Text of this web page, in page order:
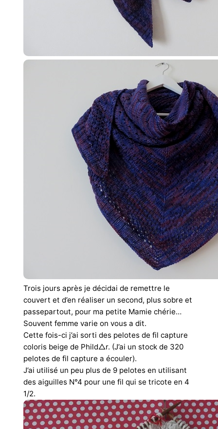
Trois jours après je décidai de remettre le
couvert et d’en réaliser un second, plus sobre et
passepartout, pour ma petite Mamie chérie…
Souvent femme varie on vous a dit.
Cette fois-ci j’ai sorti des pelotes de fil capture
coloris beige de Phild△r. (J’ai un stock de 320
pelotes de fil capture a écouler).
J’ai utilisé un peu plus de 9 pelotes en utilisant
des aiguilles N°4 pour une fil qui se tricote en 4
1/2.